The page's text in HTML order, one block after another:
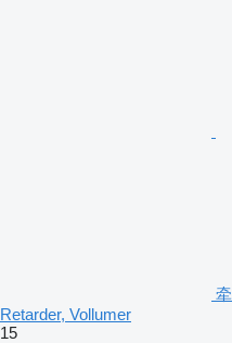
Retarder, Vollumer
15